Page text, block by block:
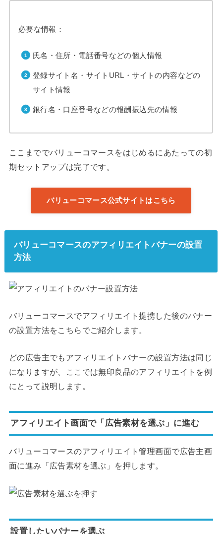
必要な情報：
氏名・住所・電話番号などの個人情報
登録サイト名・サイトURL・サイトの内容などの
サイト情報
銀行名・口座番号などの報酬振込先の情報
ここまででバリューコマースをはじめるにあたっての初
期セットアップは完了です。
バリューコマース公式サイトはこちら
バリューコマースのアフィリエイトバナーの設置
方法
バリューコマースでアフィリエイト提携した後のバナー
の設置方法をこちらでご紹介します。
どの広告主でもアフィリエイトバナーの設置方法は同じ
になりますが、ここでは無印良品のアフィリエイトを例
にとって説明します。
アフィリエイト画面で「広告素材を選ぶ」に進む
バリューコマースのアフィリエイト管理画面で広告主画
面に進み「広告素材を選ぶ」を押します。
設置したいバナーを選ぶ